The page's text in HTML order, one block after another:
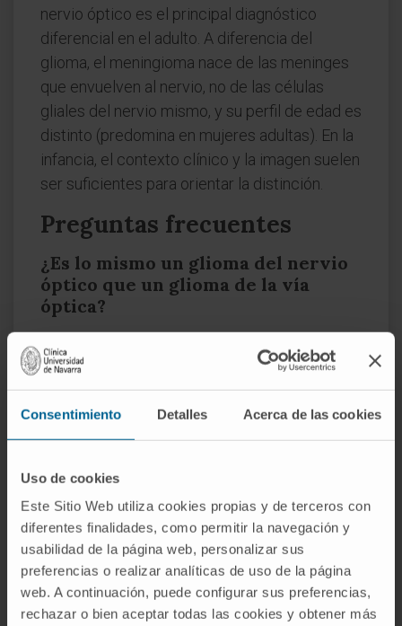
Consentimiento Detalles Acerca de las cookies
Uso de cookies
Este Sitio Web utiliza cookies propias y de terceros con
diferentes finalidades, como permitir la navegación y
usabilidad de la página web, personalizar sus
preferencias o realizar analíticas de uso de la página
web. A continuación, puede configurar sus preferencias,
rechazar o bien aceptar todas las cookies y obtener más
nervio óptico es el principal diagnóstico
diferencial en el adulto. A diferencia del
glioma, el meningioma nace de las meninges
que envuelven al nervio, no de las células
gliales del nervio mismo, y su perfil de edad es
distinto (predomina en mujeres adultas). En la
infancia, el contexto clínico y la imagen suelen
ser suficientes para orientar la distinción.
Preguntas frecuentes
¿Es lo mismo un glioma del nervio
óptico que un glioma de la vía
óptica?
El concepto es el mismo, pero el segundo es
más amplio. "Glioma del nervio óptico" suele
referirse al tumor localizado en el nervio,
antes de llegar al quiasma. "Glioma de la vía
óptica" incluye también las lesiones que
hipotálamo.
¿Afecta solo a niños?
La forma habitual (el astrocitoma pilocítico)
es un tumor infantil, con la mayoría de los
casos antes de los 7 años. Existe una forma